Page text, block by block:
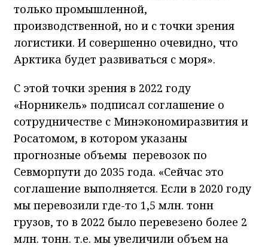
только промышленной,
производственной, но и с точки зрения
логистики. И совершенно очевидно, что
Арктика будет развиваться с моря».
С этой точки зрения в 2022 году
«Норникель» подписал соглашение о
сотрудничестве с Минэкономиразвития и
Росатомом, в котором указаны
прогнозные объемы перевозок по
Севморпути до 2035 года. «Сейчас это
соглашение выполняется. Если в 2020 году
мы перевозили где-то 1,5 млн. тонн
грузов, то в 2022 было перевезено более 2
млн. тонн. т.е. мы увеличили объем на